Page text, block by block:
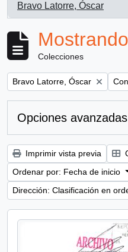
Bravo Latorre, Óscar
, 1 resultados
Colecciones
Remove filter:
Bravo Latorre, Óscar
Opciones
Imprimir vista previa
Ordenar por: Fecha de inicio
Dirección: Clasificación en